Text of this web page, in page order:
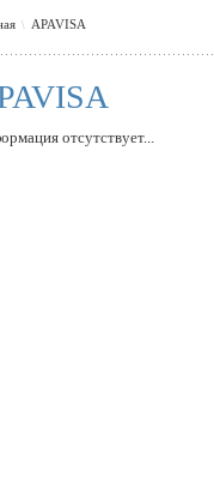
\ APAVISA
отсутствует...